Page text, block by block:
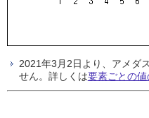
2021年3月2日より、アメダ
せん。詳しくは要素ごとの